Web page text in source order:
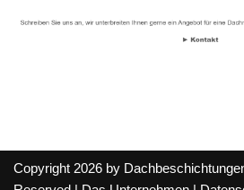
Copyright 2026 by